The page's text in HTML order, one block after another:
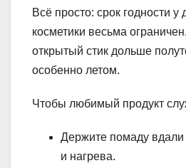
Всё просто: срок годности у
косметики весьма
открытый стик дольше
особенно летом.
Чтобы любимый продукт
Держите помаду вдали
и нагрева.